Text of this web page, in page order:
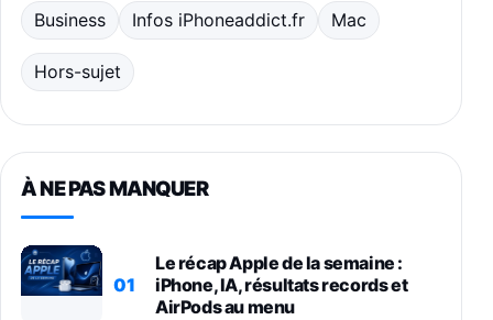
Business Infos iPhoneaddict.fr Mac
Hors-sujet
À NE PAS MANQUER
01
Le récap Apple de la semaine :
iPhone, IA, résultats records et
AirPods au menu